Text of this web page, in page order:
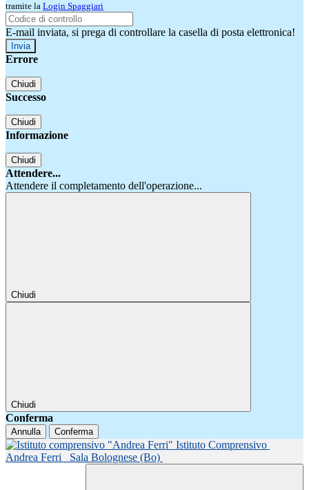
tramite la Login Spaggiari
E-mail inviata, si prega di controllare la casella di posta elettronica!
Errore
Chiudi
Successo
Chiudi
Informazione
Chiudi
Attendere...
Attendere il completamento dell'operazione...
Chiudi
Chiudi
Conferma
Annulla Conferma
Istituto Comprensivo
Andrea Ferri
Sala Bolognese (Bo)